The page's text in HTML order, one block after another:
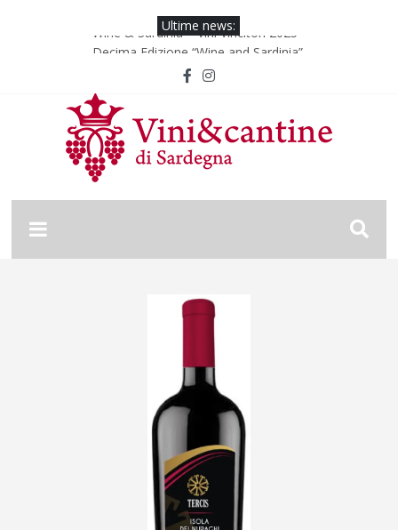
Ultime news:
Wine & Sardinia – Vini Vincitori 2025
Decima Edizione “Wine and Sardinia”
Wine & Sardinia – Vini Vincitori 2024
Nona Edizione “Wine and Sardinia”